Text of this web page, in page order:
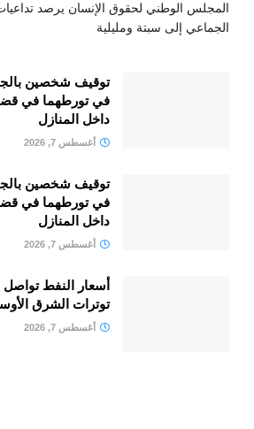
المجلس الوطني لحقوق الإنسان يرصد تداعيات
الجماعي إلى سبتة ومليلية
توقيف شخصين
في تورطهما في
داخل المنازل
أغسطس 7, 2026
توقيف شخصين
في تورطهما في
داخل المنازل
أغسطس 7, 2026
أسعار النفط تواصل
توترات الشرق
أغسطس 7, 2026